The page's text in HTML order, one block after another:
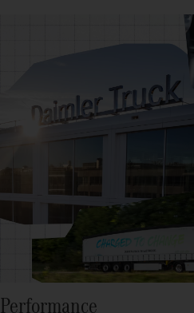
Performance